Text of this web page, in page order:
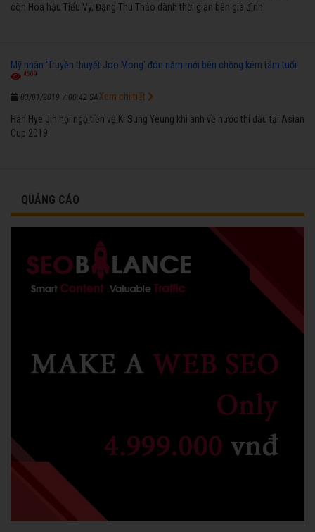
còn Hoa hậu Tiểu Vy, Đặng Thu Thảo dành thời gian bên gia đình.
Mỹ nhân 'Truyền thuyết Joo Mong' đón năm mới bên chồng kém tám tuổi
4509
03/01/2019 7:00:42 SA
Han Hye Jin hội ngộ tiền vệ Ki Sung Yeung khi anh về nước thi đấu tại Asian
Cup 2019.
Xem chi tiết
QUẢNG CÁO